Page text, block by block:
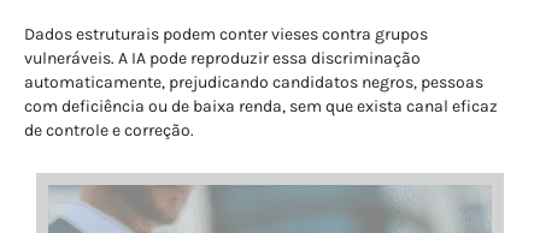
Dados estruturais podem conter vieses contra grupos
vulneráveis. A IA pode reproduzir essa discriminação
automaticamente, prejudicando candidatos negros, pessoas
com deficiência ou de baixa renda, sem que exista canal eficaz
de controle e correção.